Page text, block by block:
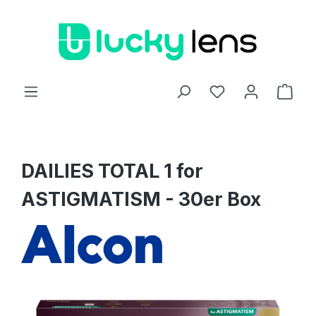
DAILIES TOTAL 1 for
ASTIGMATISM - 30er Box
Bildergalerie überspringen